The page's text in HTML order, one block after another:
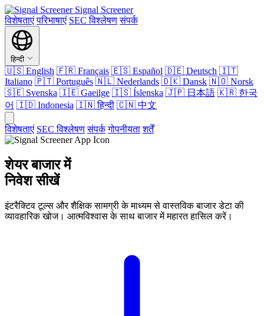
Signal Screener
विशेषताएं परिभाषाएं SEC विश्लेषण संपर्क
हिन्दी
🇺🇸 English 🇫🇷 Français 🇪🇸 Español 🇩🇪 Deutsch 🇮🇹
Italiano 🇵🇹 Português 🇳🇱 Nederlands 🇩🇰 Dansk 🇳🇴 Norsk
🇸🇪 Svenska 🇮🇪 Gaeilge 🇮🇸 Íslenska 🇯🇵 日本語 🇰🇷 한국
어 🇮🇩 Indonesia 🇮🇳हिन्दी 🇨🇳 中文
विशेषताएं SEC विश्लेषण संपर्क गोपनीयता शर्तें
शेयर बाजार में
निवेश सीखें
इंटरैक्टिव टूल्स और शैक्षिक सामग्री के माध्यम से वास्तविक बाजार डेटा की
व्यावहारिक खोज। आत्मविश्वास के साथ बाजार में महारत हासिल करें।